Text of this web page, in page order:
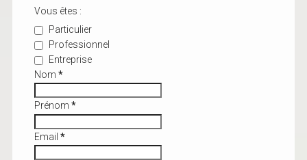
Vous êtes :
Particulier
Professionnel
Entreprise
Nom *
Prénom *
Email *